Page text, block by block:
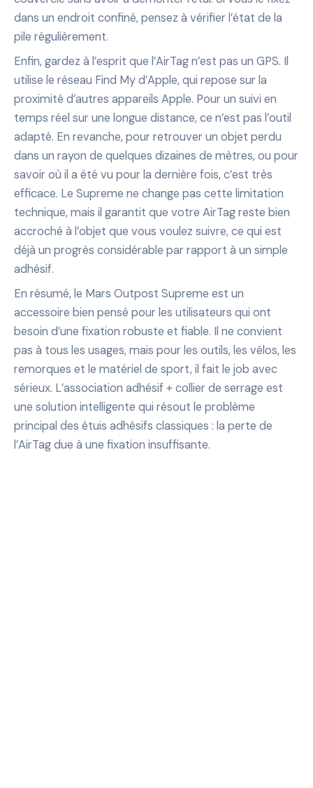
dans un endroit confiné, pensez à vérifier l’état de la
pile régulièrement.
Enfin, gardez à l’esprit que l’AirTag n’est pas un GPS. Il
utilise le réseau Find My d’Apple, qui repose sur la
proximité d’autres appareils Apple. Pour un suivi en
temps réel sur une longue distance, ce n’est pas l’outil
adapté. En revanche, pour retrouver un objet perdu
dans un rayon de quelques dizaines de mètres, ou pour
savoir où il a été vu pour la dernière fois, c’est très
efficace. Le Supreme ne change pas cette limitation
technique, mais il garantit que votre AirTag reste bien
accroché à l’objet que vous voulez suivre, ce qui est
déjà un progrès considérable par rapport à un simple
adhésif.
En résumé, le Mars Outpost Supreme est un
accessoire bien pensé pour les utilisateurs qui ont
besoin d’une fixation robuste et fiable. Il ne convient
pas à tous les usages, mais pour les outils, les vélos, les
remorques et le matériel de sport, il fait le job avec
sérieux. L’association adhésif + collier de serrage est
une solution intelligente qui résout le problème
principal des étuis adhésifs classiques : la perte de
l’AirTag due à une fixation insuffisante.